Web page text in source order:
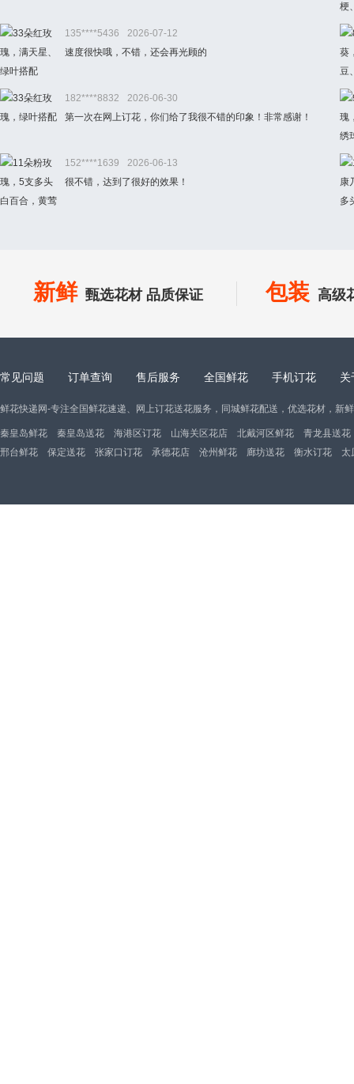
135****5436
2026-07-12
速度很快哦，不错，还会再光顾的
182****8832
2026-06-30
第一次在网上订花，你们给了我很不错的印象！非常感谢！
152****1639
2026-06-13
很不错，达到了很好的效果！
新鲜 甄选花材 品质保证 包装 高级
常见问题 订单查询 售后服务 全国鲜花 手机订花 关
鲜花快递网-专注全国鲜花速递、网上订花送花服务，同城鲜花配送，优选花材，新
秦皇岛鲜花 秦皇岛送花 海港区订花 山海关区花店 北戴河区鲜花
青龙县送花
邢台鲜花
保定送花 张家口订花 承德花店 沧州鲜花 廊坊送花 衡水订花 太